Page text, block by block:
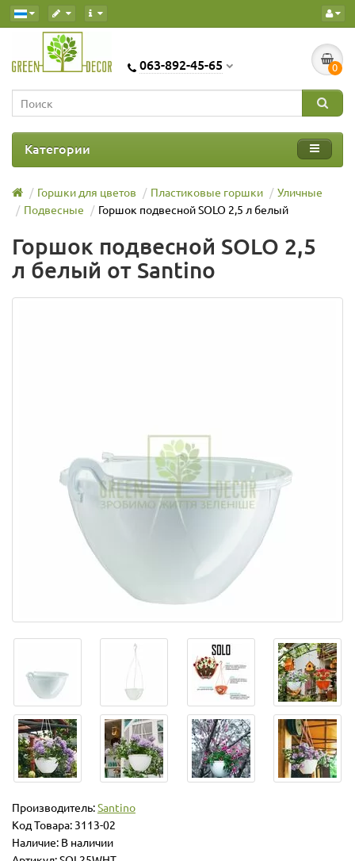
063-892-45-65 0
Категории
Горшки для цветов Пластиковые горшки
Уличные
Подвесные
Горшок подвесной SOLO 2,5 л белый
Горшок подвесной SOLO 2,5
л белый от Santino
Производитель:Santino
Код Товара: 3113-02
Наличие: В наличии